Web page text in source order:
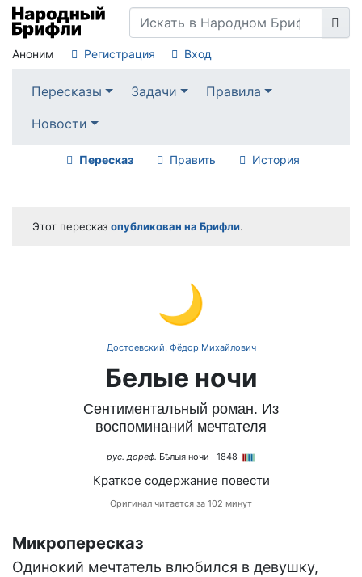
Аноним Регистрация Вход
Пересказы Задачи
Правила
Новости
Пересказ Править История
Этот пересказ опубликован на Брифли.
🌙
Достоевский, Фёдор Михайлович
Белые ночи
Сентиментальный роман. Из
воспоминаний мечтателя
рус. дореф. Бѣлыя ночи · 1848
Краткое содержание повести
Оригинал читается за 102 минут
Микропересказ
Одинокий мечтатель влюбился в девушку,